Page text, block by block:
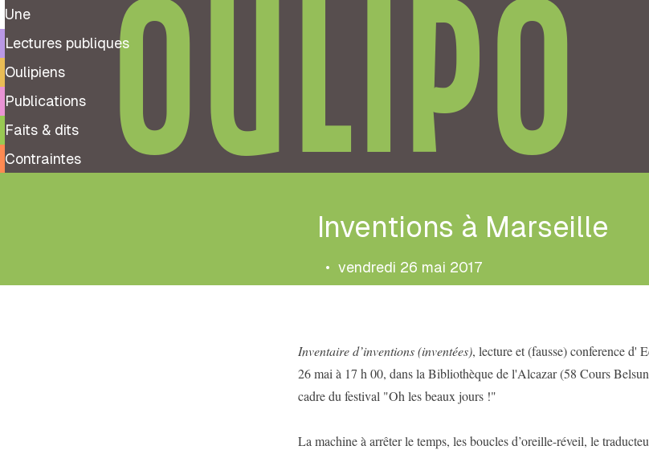
Une
Lectures publiques
Oulipiens
Publications
Faits & dits
Contraintes
OULIPO
Inventions à Marseille
• vendredi 26 mai 2017
Inventaire d’inventions (inventées), lecture et (fausse) conference d'
26 mai à 17 h 00, dans la Bibliothèque de l'Alcazar(58 Cours
cadre du festival "Oh les beaux jours !"
La machine à arrêter le temps, les boucles d’oreille-réveil, le